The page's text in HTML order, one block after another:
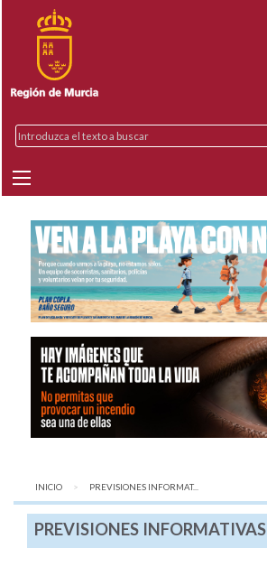
INICIO AQUÍ:
PREVISIONES INFORMAT...
PREVISIONES INFORMATIVAS